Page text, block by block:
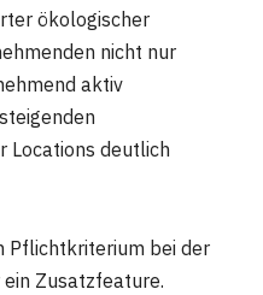
ökologischer
nicht nur
aktiv
Locations deutlich
Pflichtkriterium bei der
Zusatzfeature.